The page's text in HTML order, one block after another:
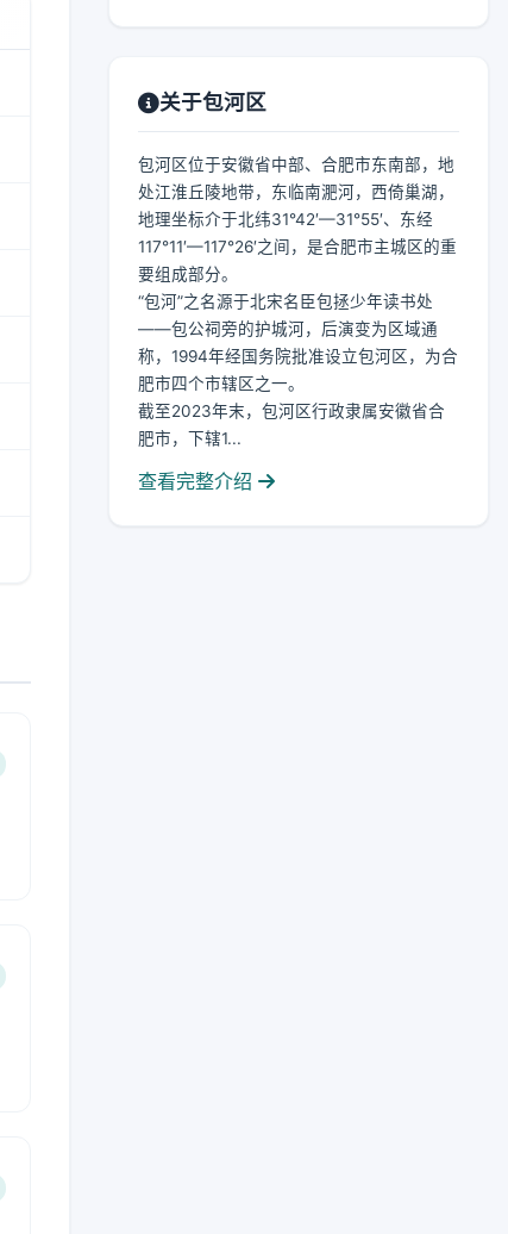
关于包河区
包河区位于安徽省中部、合肥市东南部，地
处江淮丘陵地带，东临南淝河，西倚巢湖，
地理坐标介于北纬31°42′—31°55′、东经
117°11′—117°26′之间，是合肥市主城区的重
要组成部分。
“包河”之名源于北宋名臣包拯少年读书处
——包公祠旁的护城河，后演变为区域通
称，1994年经国务院批准设立包河区，为合
肥市四个市辖区之一。
截至2023年末，包河区行政隶属安徽省合
肥市，下辖1...
查看完整介绍